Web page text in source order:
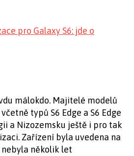
pro Galaxy S6: jde o
málokdo. Majitelé modelů
typů S6 Edge a S6 Edge
a Nizozemsku ještě i pro tak
Zařízení byla uvedena na
nebyla několik let